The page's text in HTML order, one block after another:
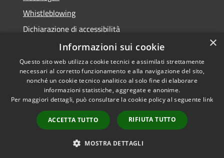
Whistleblowing
Dichiarazione di accessibilità
Obiettivi di accessibilità
RSS
Accessibilità
Copyright © 2026 • Comune di
Municipium•
Accesso
redazione
×
Informazioni sui cookie
Questo sito web utilizza cookie tecnici e assimilati strettamente
necessari al corretto funzionamento e alla navigazione del sito,
nonché un cookie tecnico analitico al solo fine di elaborare
informazioni statistiche, aggregate e anonime.
Per maggiori dettagli, può consultare la cookie policy al seguente link
ACCETTA TUTTO RIFIUTA TUTTO
MOSTRA DETTAGLI